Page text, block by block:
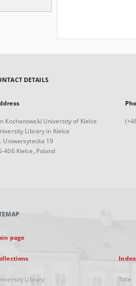
DETAILS
Kochanowski University of Kielce
Library in Kielce
Uniwersytecka 19
406 Kielce, Poland
page
Library Title